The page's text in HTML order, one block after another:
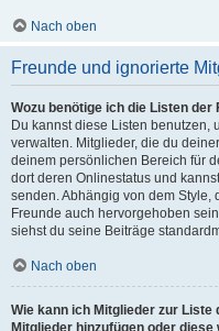
Nach oben
Freunde und ignorierte
Wozu benötige ich die Listen
Du kannst diese Listen benutzen,
verwalten. Mitglieder, die du
deinem persönlichen Bereich für
dort deren Onlinestatus und
senden. Abhängig von dem
Freunde auch hervorgehoben
siehst du seine Beiträge
Nach oben
Wie kann ich Mitglieder zur
Mitglieder hinzufügen oder